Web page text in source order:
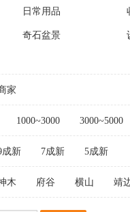
日常用品
奇石盆景
家
1000~3000 3000~5000
成新 7成新 5成新
木 府谷 横山 靖